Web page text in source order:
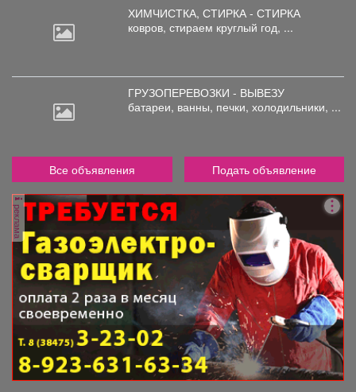
ХИМЧИСТКА, СТИРКА - СТИРКА
ковров, стираем круглый год, ...
ГРУЗОПЕРЕВОЗКИ - ВЫВЕЗУ
батареи, ванны, печки, холодильники, ...
Все объявления Подать объявление
реклама